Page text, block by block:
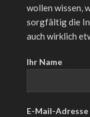
wollen wissen,
sorgfältig die
auch wirklich
Ihr Name
E-Mail-Adresse